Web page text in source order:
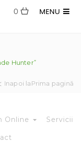
MENU
0
Hunter”
Inapoi laPrima pagină
Online Servicii